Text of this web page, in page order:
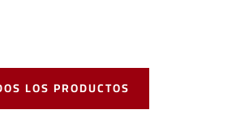
LOS PRODUCTOS